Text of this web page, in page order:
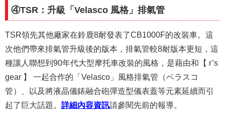
④TSR：升級「Velasco 風格」排氣管
TSR領先其他廠家在鈴鹿8耐發表了CB1000F的改裝車。這
次他們帶來排氣管升級後的版本，排氣管較8耐版本更短，這
種讓人聯想到90年代大型摩托車改裝的風格，是藉由和【 r’s
gear 】 一起合作的「Velasco」風格排氣管（ベラスコ
管）、以及將液晶儀錶融合砲彈造型儀表蓋等元素延續而引
起了巨大話題。 詳細內容資訊請參閱先前的報導。